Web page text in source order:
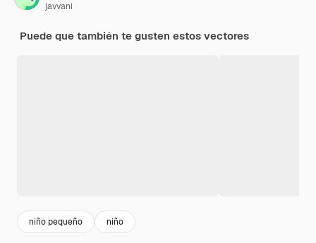
javvani
Puede que también te gusten estos vectores
niño pequeño niño